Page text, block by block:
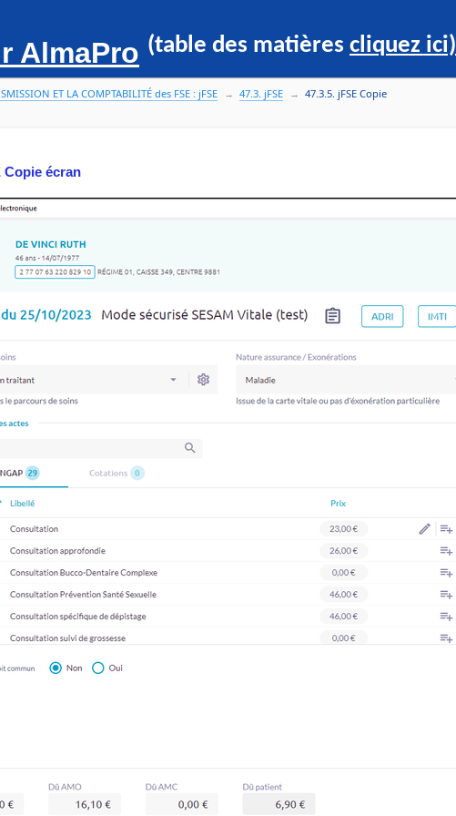
AlmaPro (table des matières cliquez ici)
Stellair ou un autre logiciel
ET LA COMPTABILITÉ des FSE : jFSE 47.3. jFSE
47.3.5. jFSE Copie
Copie écran